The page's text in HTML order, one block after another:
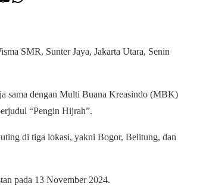
SMR, Sunter Jaya, Jakarta Utara, Senin
sama dengan Multi Buana Kreasindo (MBK)
“Pengin Hijrah”.
di tiga lokasi, yakni Bogor, Belitung, dan
pada 13 November 2024.